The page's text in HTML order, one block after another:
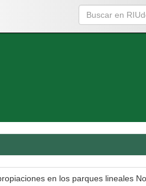
en los parques lineales